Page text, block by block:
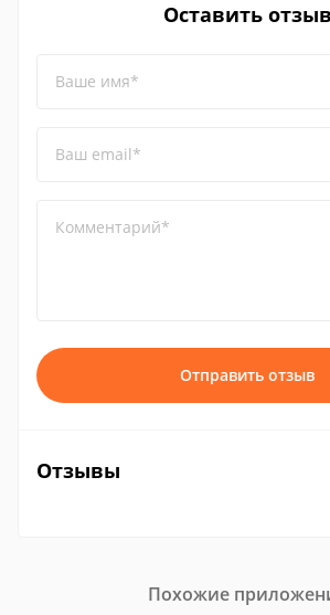
Оставить отзыв
Ваше имя*
Ваш email*
Комментарий*
Отправить отзыв
Отзывы
Похожие